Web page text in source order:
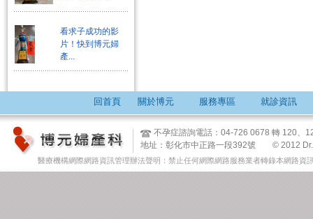
看求子成功的影
片！快到博元婦
產...
回首頁 關於博元 服務專區 就診資訊
不孕症諮詢電話：04-726 0678 轉
地址：彰化市中正路一段392號 © 2012
醫療機構網際網路資訊管理辦法聲明：禁止任何網際網路服務業者轉錄本網路